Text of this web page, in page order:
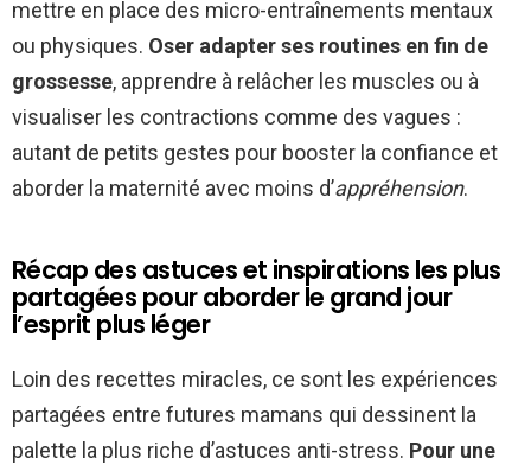
mettre en place des micro-entraînements mentaux
ou physiques. Oser adapter ses routines en fin de
grossesse, apprendre à relâcher les muscles ou à
visualiser les contractions comme des vagues :
autant de petits gestes pour booster la confiance et
aborder la maternité avec moins d’appréhension.
Récap des astuces et inspirations les plus
partagées pour aborder le grand jour
l’esprit plus léger
Loin des recettes miracles, ce sont les expériences
partagées entre futures mamans qui dessinent la
palette la plus riche d’astuces anti-stress. Pour une